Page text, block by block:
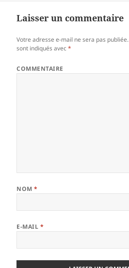
Laisser un commentaire
Votre adresse e-mail ne sera pas publiée.
sont indiqués avec*
COMMENTAIRE
NOM*
E-MAIL *